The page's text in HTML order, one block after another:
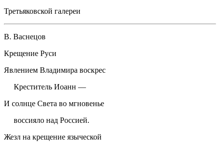
Третьяковской галереи
В. Васнецов
Крещение Руси
Явлением Владимира воскрес
Креститель Иоанн —
И солнце Света во мгновенье
воссияло над Россией.
Жезл на крещение языческой